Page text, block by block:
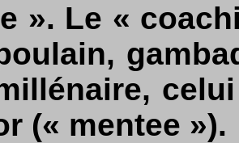
». Le «
(« mentee »).